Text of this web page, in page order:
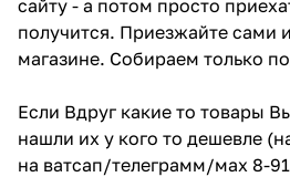
сайту - а потом просто
получится. Приезжайте сами
магазине. Собираем только
Если Вдруг какие то товары
нашли их у кого то дешевле
на ватсап/телеграмм/мах 8-